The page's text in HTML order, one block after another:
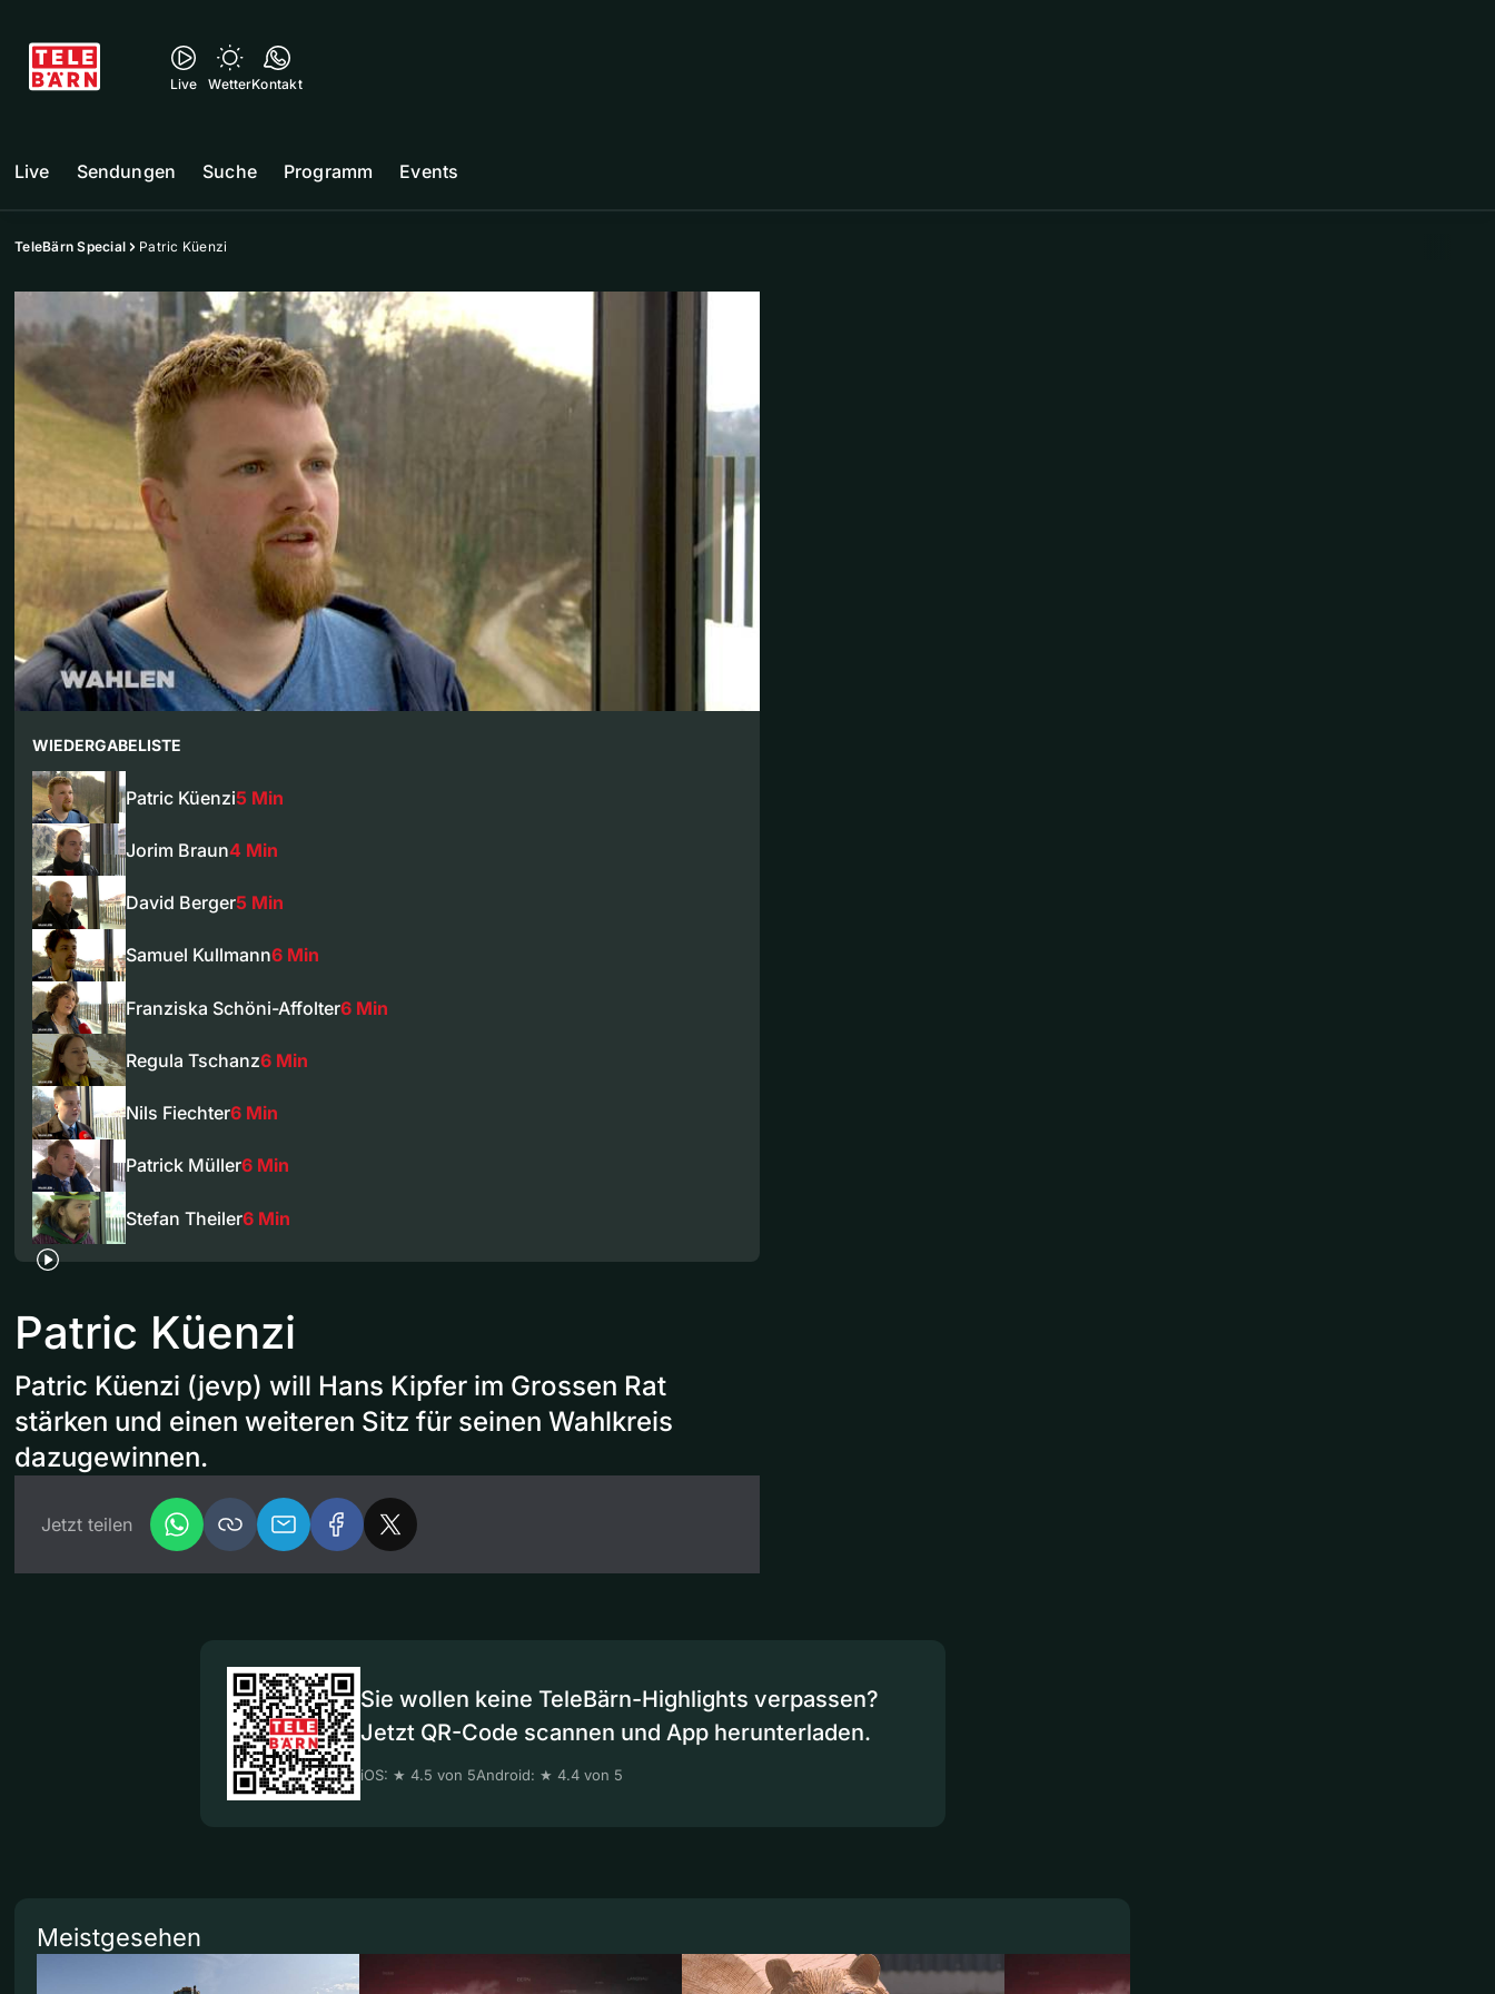
Live WetterKontakt
Live Sendungen Suche Programm Events
TeleBärn Special Patric Küenzi
WIEDERGABELISTE
Patric Küenzi5 Min
Jorim Braun4 Min
David Berger5 Min
Samuel Kullmann6 Min
Franziska Schöni-Affolter6 Min
Regula Tschanz6 Min
Nils Fiechter6 Min
Patrick Müller6 Min
Stefan Theiler6 Min
Patric Küenzi
Patric Küenzi (jevp) will Hans Kipfer im Grossen Rat
stärken und einen weiteren Sitz für seinen Wahlkreis
dazugewinnen.
Jetzt teilen
Sie wollen keine TeleBärn-Highlights verpassen?
Jetzt QR-Code scannen und App herunterladen.
iOS: ★ 4.5 von 5Android: ★ 4.4 von 5
Meistgesehen